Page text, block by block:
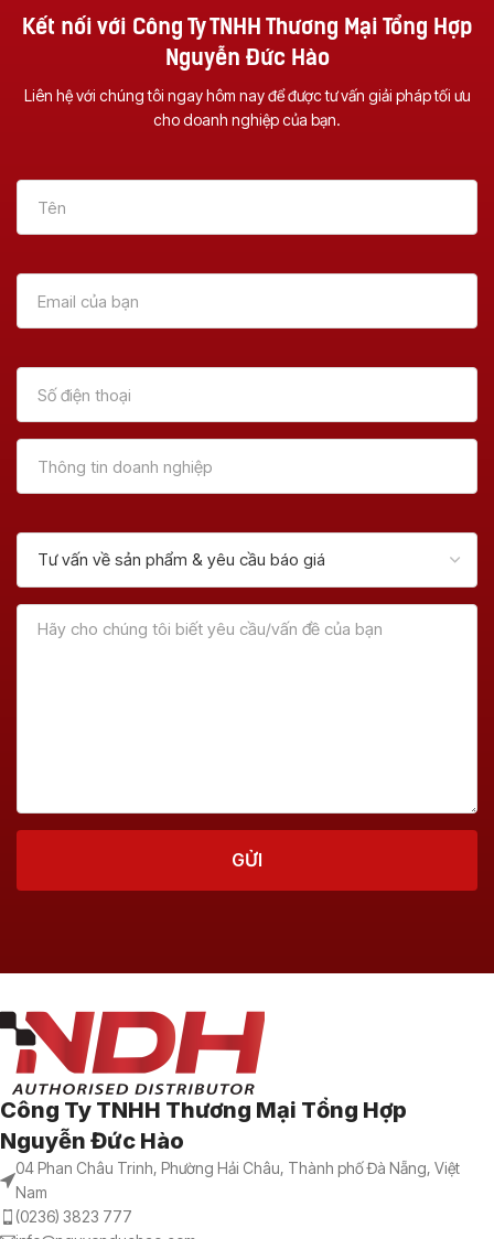
Kết nối với Công Ty TNHH Thương Mại Tổng Hợp
Nguyễn Đức Hào
Liên hệ với chúng tôi ngay hôm nay để được tư vấn giải pháp tối ưu
cho doanh nghiệp của bạn.
Công Ty TNHH Thương Mại Tổng Hợp
Nguyễn Đức Hào
04 Phan Châu Trinh, Phường Hải Châu, Thành phố Đà Nẵng, Việt
Nam
(0236) 3823 777